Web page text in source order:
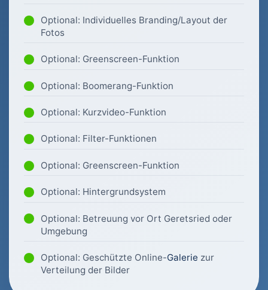
Optional: Individuelles Branding/Layout der
Fotos
Optional: Greenscreen-Funktion
Optional: Boomerang-Funktion
Optional: Kurzvideo-Funktion
Optional: Filter-Funktionen
Optional: Greenscreen-Funktion
Optional: Hintergrundsystem
Optional: Betreuung vor Ort Geretsried oder
Umgebung
Optional: Geschützte Online-Galerie zur
Verteilung der Bilder